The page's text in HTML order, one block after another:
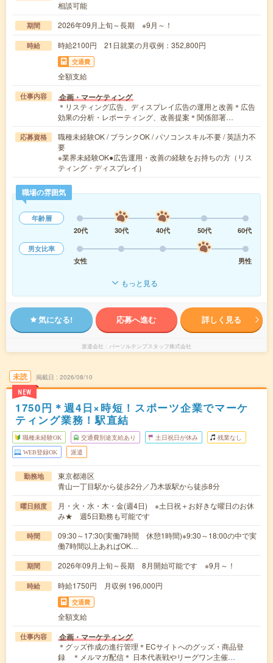
相談可能
期間 2026年09月上旬～長期 ※9月～！
時給 時給2100円 21日就業の月収例：352,800円
交通費
全額支給
仕事内容 企画・マーケティング
＊リスティング広告、ディスプレイ広告の運用と改善＊広告
効果の分析・レポーティング、改善提案＊関係部署…
応募資格
職種未経験OK / ブランクOK / パソコンスキル不要 / 英語力不
要
※業界未経験OK●広告運用・改善の経験をお持ちの方（リス
ティング・ディスプレイ）
職場の雰囲気
年齢層
20代
30代 40代 50代
60代
男女比率
女性
男性
もっと見る
気になる! 応募へ進む 詳しく見る
派遣会社 パーソルテンプスタッフ株式会社
未読
NEW
掲載日 2026/08/10
1750円＊週4日×時短！スポーツ企業でマーケ
ティング業務！駅直結
職種未経験OK 交通費別途支給あり 土日祝日が休み 残業なし
WEB登録OK 派遣
勤務地
東京都港区
青山一丁目駅から徒歩2分／乃木坂駅から徒歩8分
曜日頻度
月・火・水・木・金(週4日) ※土日祝＋お好きな曜日のお休
み★ 週5日勤務も可能です
時間
09:30～17:30(実働7時間 休憩1時間)※9:30～18:00の中で実
働7時間以上あればOK…
期間 2026年09月上旬～長期 8月開始可能です ※9月～！
時給 時給1750円 月収例 196,000円
交通費
全額支給
仕事内容 企画・マーケティング
＊グッズ作成の進行管理＊ECサイトへのグッズ・商品登
録 ＊メルマガ配信＊ 日本代表戦やリーグワン主催…